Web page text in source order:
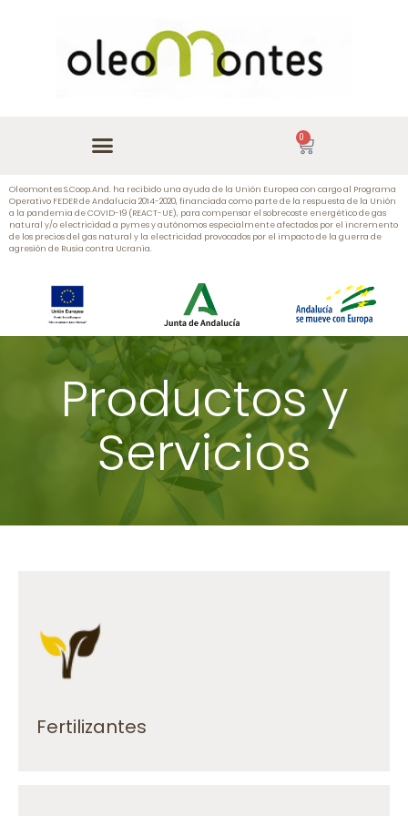
0
Oleomontes S.Coop.And. ha recibido una ayuda de la Unión Europea con cargo al Programa
Operativo FEDER de Andalucía 2014-2020, financiada como parte de la respuesta de la Unión
a la pandemia de COVID-19 (REACT-UE), para compensar el sobrecoste energético de gas
natural y/o electricidad a pymes y autónomos especialmente afectados por el incremento
de los precios del gas natural y la electricidad provocados por el impacto de la guerra de
agresión de Rusia contra Ucrania.
Productos y
Servicios
Fertilizantes
fertilizantes que se ajustan a la necesidad de
su producción.